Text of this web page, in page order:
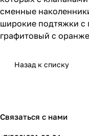
сменные
широкие подтяжки с
графитовый с
Назад к списку
Связаться с нами